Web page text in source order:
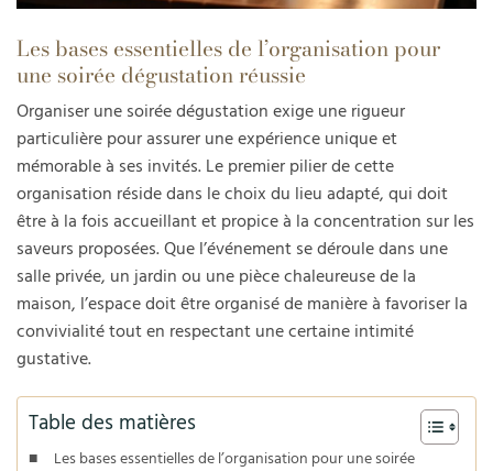
Les bases essentielles de l’organisation pour
une soirée dégustation réussie
Organiser une soirée dégustation exige une rigueur
particulière pour assurer une expérience unique et
mémorable à ses invités. Le premier pilier de cette
organisation réside dans le choix du lieu adapté, qui doit
être à la fois accueillant et propice à la concentration sur les
saveurs proposées. Que l’événement se déroule dans une
salle privée, un jardin ou une pièce chaleureuse de la
maison, l’espace doit être organisé de manière à favoriser la
convivialité tout en respectant une certaine intimité
gustative.
Table des matières
Les bases essentielles de l’organisation pour une soirée